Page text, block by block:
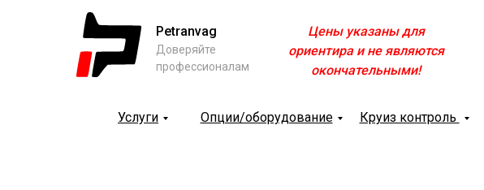
Petranvag
Доверяйте
профессионалам
Цены указаны для
ориентира и не являются
окончательными!
Опции/оборудование Круиз контроль
Услуги